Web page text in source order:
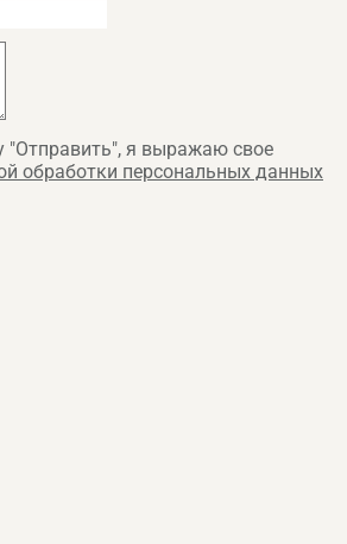
"Отправить", я выражаю свое
обработки персональных данных